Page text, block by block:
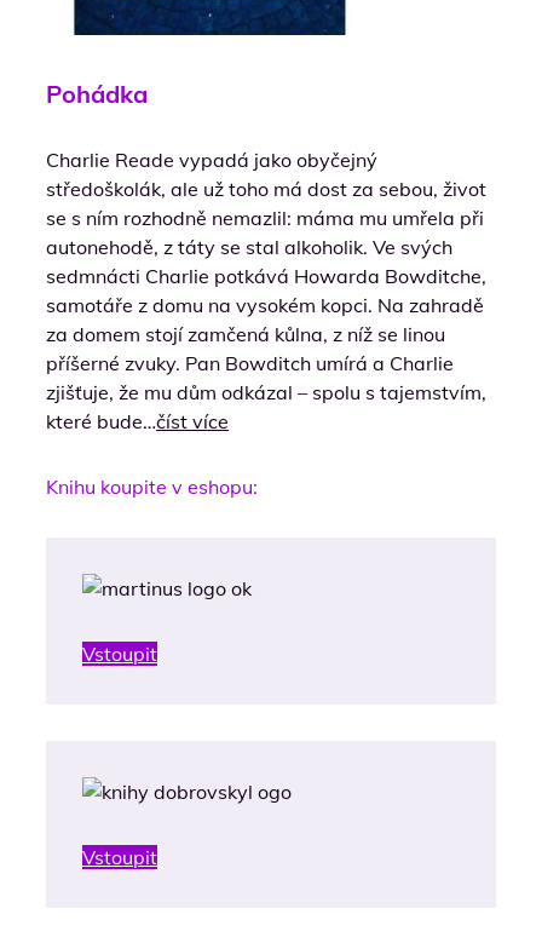
Pohádka
Charlie Reade vypadá jako obyčejný
středoškolák, ale už toho má dost za sebou, život
se s ním rozhodně nemazlil: máma mu umřela při
autonehodě, z táty se stal alkoholik. Ve svých
sedmnácti Charlie potkává Howarda Bowditche,
samotáře z domu na vysokém kopci. Na zahradě
za domem stojí zamčená kůlna, z níž se linou
příšerné zvuky. Pan Bowditch umírá a Charlie
zjišťuje, že mu dům odkázal – spolu s tajemstvím,
které bude…číst více
Knihu koupite v eshopu:
Vstoupit
Vstoupit